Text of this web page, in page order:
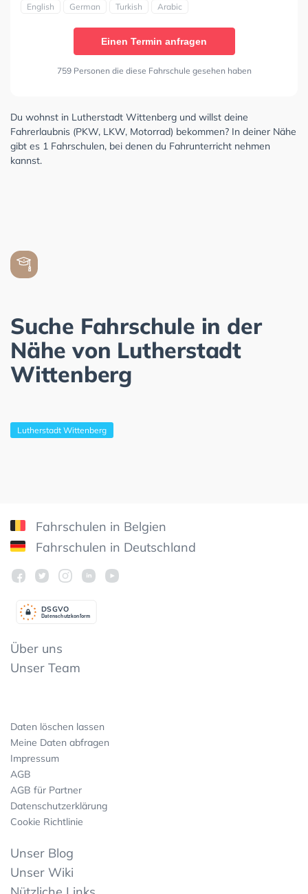
English German Turkish Arabic
Einen Termin anfragen
759 Personen die diese Fahrschule gesehen haben
Du wohnst in Lutherstadt Wittenberg und willst deine
Fahrerlaubnis (PKW, LKW, Motorrad) bekommen? In deiner Nähe
gibt es 1 Fahrschulen, bei denen du Fahrunterricht nehmen
kannst.
Suche Fahrschule in der
Nähe von Lutherstadt
Wittenberg
Lutherstadt Wittenberg
Fahrschulen in Belgien
Fahrschulen in Deutschland
Datenschutzkonform
DSGVO
Über uns
Unser Team
Daten löschen lassen
Meine Daten abfragen
Impressum
AGB
AGB für Partner
Datenschutzerklärung
Cookie Richtlinie
Unser Blog
Unser Wiki